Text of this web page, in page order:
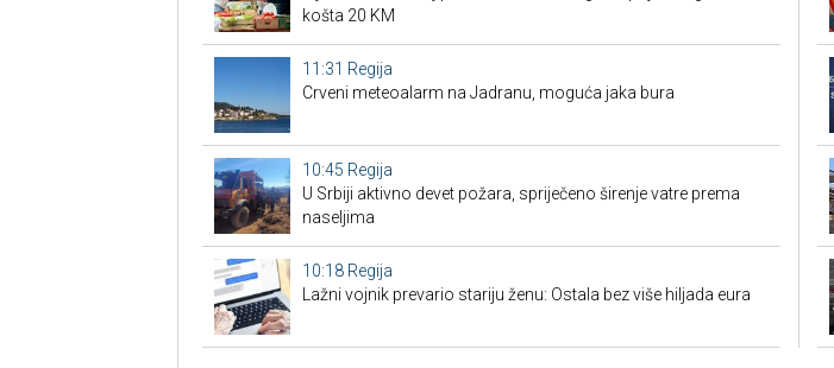
košta 20 KM
11:31 Regija
Crveni meteoalarm na Jadranu, moguća jaka bura
10:45 Regija
U Srbiji aktivno devet požara, spriječeno širenje vatre prema
naseljima
10:18 Regija
Lažni vojnik prevario stariju ženu: Ostala bez više hiljada eura